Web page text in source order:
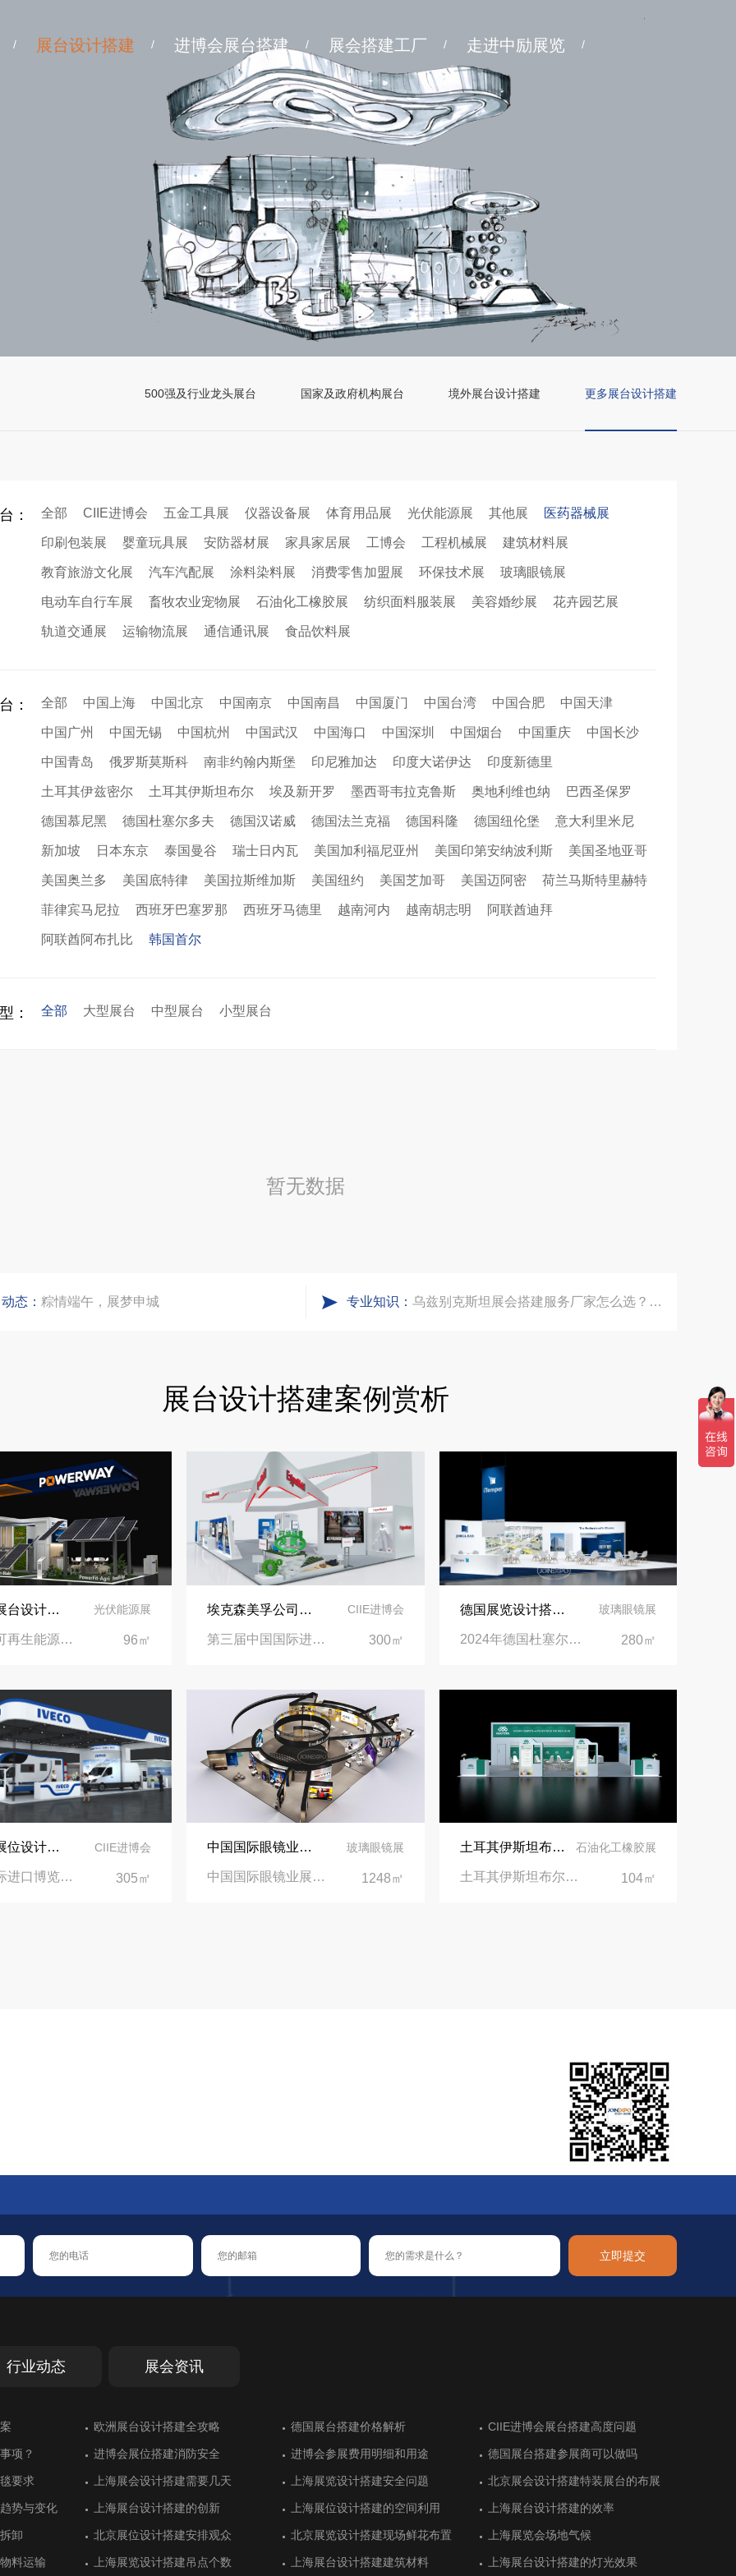
/ 展台设计搭建 / 进博会展台搭建 / 展会搭建工厂 / 走进中励展览 /
500强及行业龙头展台 国家及政府机构展台 境外展台设计搭建 更多展台设计搭建
： 全部 CIIE进博会 五金工具展 仪器设备展 体育用品展 光伏能源展 其他展 医药器械展
印刷包装展 婴童玩具展 安防器材展 家具家居展 工博会 工程机械展 建筑材料展
教育旅游文化展 汽车汽配展 涂料染料展 消费零售加盟展 环保技术展 玻璃眼镜展
电动车自行车展 畜牧农业宠物展 石油化工橡胶展 纺织面料服装展 美容婚纱展 花卉园艺展
轨道交通展 运输物流展 通信通讯展 食品饮料展
： 全部 中国上海 中国北京 中国南京 中国南昌 中国厦门 中国台湾 中国合肥 中国天津
中国广州 中国无锡 中国杭州 中国武汉 中国海口 中国深圳 中国烟台 中国重庆 中国长沙
中国青岛 俄罗斯莫斯科 南非约翰内斯堡 印尼雅加达 印度大诺伊达 印度新德里
土耳其伊兹密尔 土耳其伊斯坦布尔 埃及新开罗 墨西哥韦拉克鲁斯 奥地利维也纳 巴西圣保罗
德国慕尼黑 德国杜塞尔多夫 德国汉诺威 德国法兰克福 德国科隆 德国纽伦堡 意大利里米尼
新加坡 日本东京 泰国曼谷 瑞士日内瓦 美国加利福尼亚州 美国印第安纳波利斯 美国圣地亚哥
美国奥兰多 美国底特律 美国拉斯维加斯 美国纽约 美国芝加哥 美国迈阿密 荷兰马斯特里赫特
菲律宾马尼拉 西班牙巴塞罗那 西班牙马德里 越南河内 越南胡志明 阿联酋迪拜
阿联酋阿布扎比 韩国首尔
： 全部 大型展台 中型展台 小型展台
暂无数据
态：
凝心聚力，逐浪盛夏｜中励展览 2026 年 7 月莫干山三日团建之旅圆满收官
粽情端午，展梦申城
五一劳动节｜致敬每一份耕耘，共赴会展新征程
实力加冕｜中励展览入选第四届链博会推荐搭建施工服务商名录
再获殊荣！中励展览荣获世界制药原料中国展可持续金奖
看得见的品质：人民网对中励展览的采访报道
专业知识： 乌兹别克斯坦展会搭建服务厂家怎么选？避开行业乱象，实地工厂服务商才是参展标配
拓展新市场：不得不学的境外展览会参展指南
展台设计搭建案例赏析
意大利展台设计搭建-保威新能源在意大利里米尼会展中心推出最新产品-中励展览设计策划公司 光伏能源展
意大利可再生能源展览会|意大利里米尼会展中心 96㎡
埃克森美孚公司在第三届进博会上展示非凡的展台搭建设计 CIIE进博会
第三届中国国际进口博览会|国家会展中心 300㎡
德国展览设计搭建 | 见证精工登场玻璃工业展览会 Glasstec 2024 玻璃眼镜展
2024年德国杜塞尔多夫玻璃工业展览会Glasstec|德国杜塞尔多夫会展中心 280㎡
依维柯展位设计在第二届进博会上吸引万千瞩目 CIIE进博会
中国国际进口博览会CIIE|上海国家会展中心 305㎡
中国国际眼镜业展览会（SIOF）‌展台设计搭建-眼镜业巨头依视路陆逊梯卡 玻璃眼镜展
中国国际眼镜业展览会|上海新国际博览中心‌ 1248㎡
土耳其伊斯坦布尔展台设计丨美思德创新产品，打造聚氨酯行业标杆 石油化工橡胶展
土耳其伊斯坦布尔聚氨酯展Putech Eurasia|土耳其国际会展中心 104㎡
立即提交
行业动态 展会资讯
诺威交通运输 德国斯图加特工业工程领展台搭建
土耳其伊斯坦布尔展台设计让展会成
德国科隆美容美发健康展览前的展台
荐
间美学
位设计
计
意大利米兰展台设计有特色的汽车行
法国里昂国际食品展览会展览设计
土耳其安卡拉酒店设备展展台设计需
建
建
欧洲展台设计搭建全攻略 德国展台搭建价格解析 CIIE进博会展台搭建高度问题
项？ 进博会展位搭建消防安全 进博会参展费用明细和用途 德国展台搭建参展商可以做吗
要求 上海展会设计搭建需要几天 上海展览设计搭建安全问题 北京展会设计搭建特装展台的布展
势与变化 上海展台设计搭建的创新 上海展位设计搭建的空间利用 上海展台设计搭建的效率
卸 北京展位设计搭建安排观众 北京展览设计搭建现场鲜花布置 上海展览会场地气候
料运输 上海展览设计搭建吊点个数 上海展台设计搭建建筑材料 上海展台设计搭建的灯光效果
放异彩 乌兹别克斯坦展台设计别具一格 绿色展台设计让新加坡参展热情高涨 阿根廷高水平的展位设计搭建
果 墨西哥展位搭建设计获得好评 阿根廷展位搭建体现绿色农业特色 猪肉联盟展位搭建顺利完工
充分 华普光电工业风展位设计 宏瑞达用展台设计衬托最新产品 E-star能源的展位设计气场十足
计 迪洛家具展台设计同样具有奢华感 致为化工展位搭建有序完工 恒光大简洁展台设计留住客户
新靓丽 珐玛珈集团注重展位设计效果 大海光伏重视展台搭建设计效果 上市公司三柏硕展台设计传递健康
有特色 厦门润金垣展台设计吸引观众驻足 广州汇桐集团旗下公司展台设计
错过的展会
德国斯图加特橡胶展展台搭建中对防
德国埃森家居用品和装饰品展展台搭
德国汉诺威木材加工机械展展台搭建
建
业展台设计搭 意大利里米尼值得参加的展会盘点 土耳其伊斯坦布尔老牌展位设计
土耳其安卡拉值得体验的展台设计搭
设计
诺威交通运输 德国斯图加特工业工程领展台搭建
土耳其伊斯坦布尔展台设计让展会成
德国科隆美容美发健康展览前的展台
荐
间美学
位设计
计
意大利米兰展台设计有特色的汽车行
法国里昂国际食品展览会展览设计
土耳其安卡拉酒店设备展展台设计需
建
建
欧洲展台设计搭建全攻略 德国展台搭建价格解析 CIIE进博会展台搭建高度问题
项？ 进博会展位搭建消防安全 进博会参展费用明细和用途 德国展台搭建参展商可以做吗
要求 上海展会设计搭建需要几天 上海展览设计搭建安全问题 北京展会设计搭建特装展台的布展
势与变化 上海展台设计搭建的创新 上海展位设计搭建的空间利用 上海展台设计搭建的效率
卸 北京展位设计搭建安排观众 北京展览设计搭建现场鲜花布置 上海展览会场地气候
料运输 上海展览设计搭建吊点个数 上海展台设计搭建建筑材料 上海展台设计搭建的灯光效果